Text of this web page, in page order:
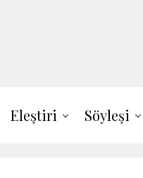
Eleştiri Söyleşi